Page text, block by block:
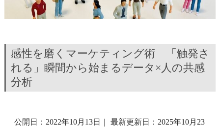
感性を磨くマーケティング術 「触発さ
れる」瞬間から始まるデータ×人の共感
分析
公開日：2022年10月13日
最新更新日：2025年10月23